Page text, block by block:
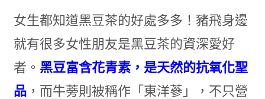
女生都知道黑豆茶的好處多多！豬飛身邊
就有很多女性朋友是黑豆茶的資深愛好
者。 黑豆富含花青素，是天然的抗氧化聖
品，而牛蒡則被稱作「東洋蔘」，不只營